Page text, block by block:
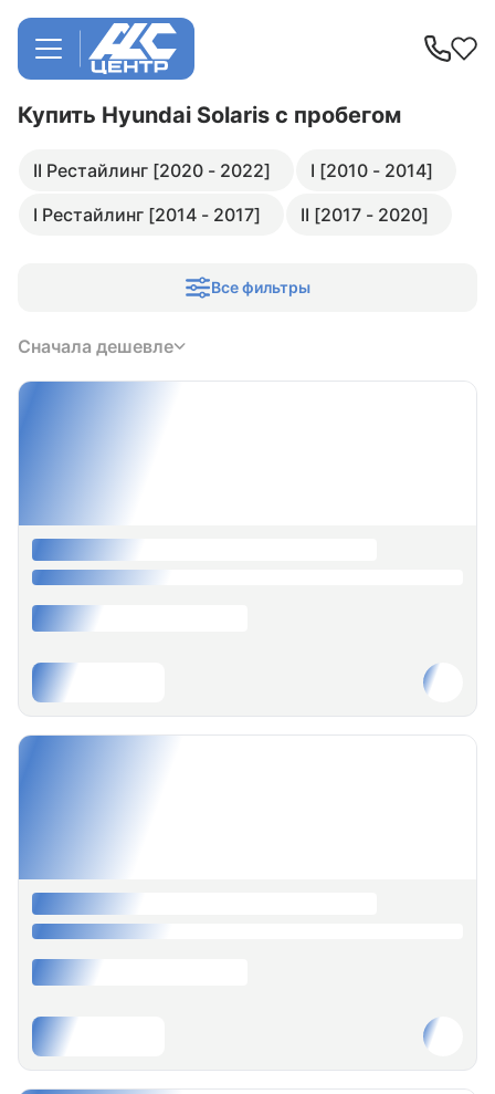
Купить Hyundai Solaris с пробегом
II Рестайлинг [2020 - 2022]
I [2010 - 2014]
I Рестайлинг [2014 - 2017]
II [2017 - 2020]
Все фильтры
Сначала дешевле